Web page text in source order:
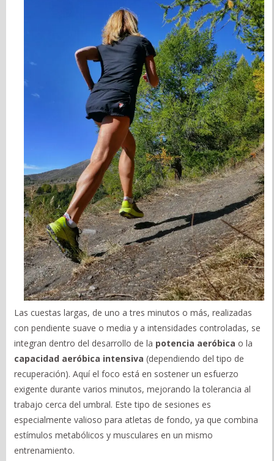
Las cuestas largas, de uno a tres minutos o más, realizadas
con pendiente suave o media y a intensidades controladas, se
integran dentro del desarrollo de la potencia aeróbica o la
capacidad aeróbica intensiva (dependiendo del tipo de
recuperación). Aquí el foco está en sostener un esfuerzo
exigente durante varios minutos, mejorando la tolerancia al
trabajo cerca del umbral. Este tipo de sesiones es
especialmente valioso para atletas de fondo, ya que combina
estímulos metabólicos y musculares en un mismo
entrenamiento.